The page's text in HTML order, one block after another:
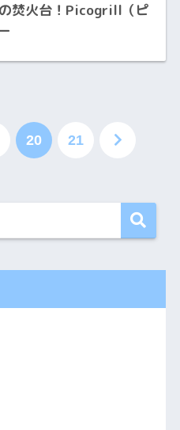
焚火台！Picogrill（ピ
20 21